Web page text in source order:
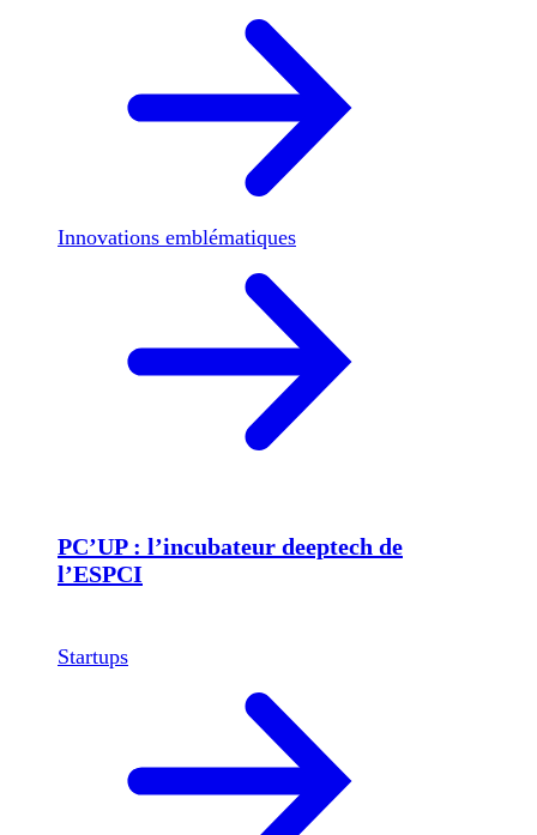
Innovations emblématiques
PC’UP : l’incubateur deeptech de
l’ESPCI
Startups